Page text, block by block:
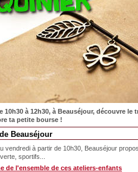
10h30 à 12h30, à Beauséjour, découvre le
ta petite bourse !
Beauséjour
vendredi à partir de 10h30, Beauséjour
sportifs...
de l'ensemble de ces ateliers-enfants